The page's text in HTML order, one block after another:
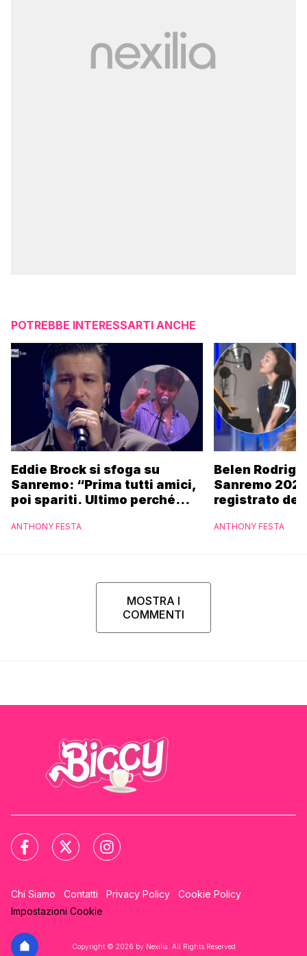
POTREBBE INTERESSARTI ANCHE
Eddie Brock si sfoga su
Sanremo: “Prima tutti amici,
poi spariti. Ultimo perché
marchette”
ANTHONY FESTA
Belen
Sanremo
registrato dei
ANTHONY FESTA
MOSTRA I
COMMENTI
Chi Siamo Contatti Privacy Policy
Cookie Policy
Impostazioni Cookie
Copyright © 2026 by Nexilia. All Rights Reserved